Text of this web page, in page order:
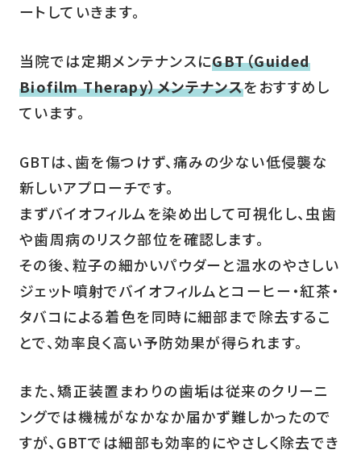
ートしていきます。
当院では定期メンテナンスにGBT（Guided
Biofilm Therapy）メンテナンスをおすすめし
ています。
GBTは、歯を傷つけず、痛みの少ない低侵襲な
新しいアプローチです。
まずバイオフィルムを染め出して可視化し、虫歯
や歯周病のリスク部位を確認します。
その後、粒子の細かいパウダーと温水のやさしい
ジェット噴射でバイオフィルムとコーヒー・紅茶・
タバコによる着色を同時に細部まで除去するこ
とで、効率良く高い予防効果が得られます。
また、矯正装置まわりの歯垢は従来のクリーニ
ングでは機械がなかなか届かず難しかったので
すが、GBTでは細部も効率的にやさしく除去でき